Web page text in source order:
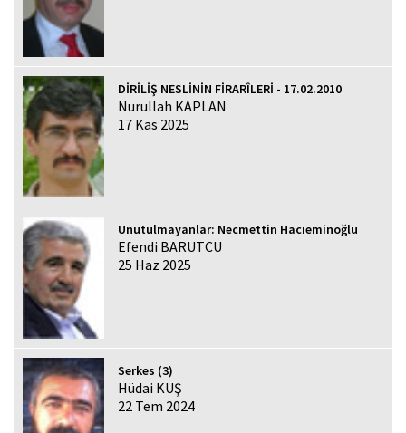
DİRİLİŞ NESLİNİN FİRARÎLERİ - 17.02.2010
Nurullah KAPLAN
17 Kas 2025
Unutulmayanlar: Necmettin Hacıeminoğlu
Efendi BARUTCU
25 Haz 2025
Serkes (3)
Hüdai KUŞ
22 Tem 2024